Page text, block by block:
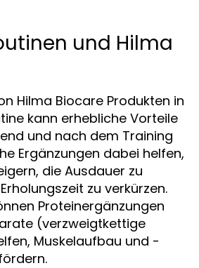
und Hilma
Hilma Biocare Produkten in
kann erhebliche Vorteile
und nach dem Training
Ergänzungen dabei helfen,
die Ausdauer zu
zu verkürzen.
Proteinergänzungen
(verzweigtkettige
Muskelaufbau und -